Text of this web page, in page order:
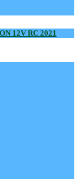
12V RC 2021